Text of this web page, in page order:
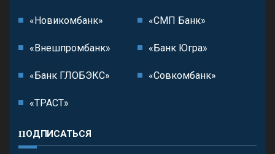
«Новикомбанк» «СМП Банк»
«Внешпромбанк» «Банк Югра»
«Банк ГЛОБЭКС» «Совкомбанк»
«ТРАСТ»
ПОДПИСАТЬСЯ